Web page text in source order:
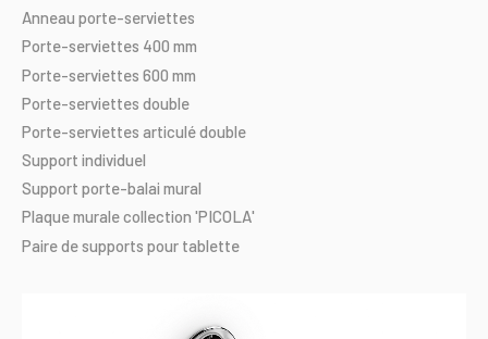
Anneau porte-serviettes
Porte-serviettes 400 mm
Porte-serviettes 600 mm
Porte-serviettes double
Porte-serviettes articulédouble
Support individuel
Support porte-balai mural
Plaquemuralecollection 'PICOLA'
Pairedesupports pour tablette